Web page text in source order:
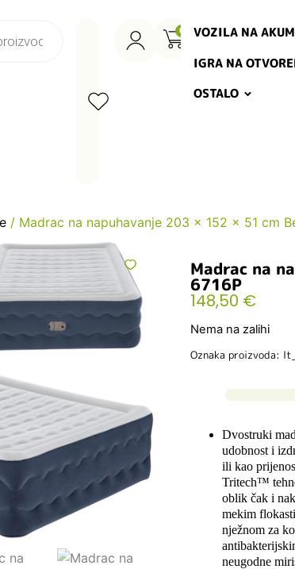
0 VOZILA NA
IGRA NA
OSTALO
/ Madrac na napuhavanje 203 x 152 x 51 cm
Madrac na
6716P
148,50 €
Nema na zalihi
Oznaka proizvoda:
Dvostruki
udobnost i
ili kao
Tritech™
oblik čak i
mekim
nježnom za
neugodne